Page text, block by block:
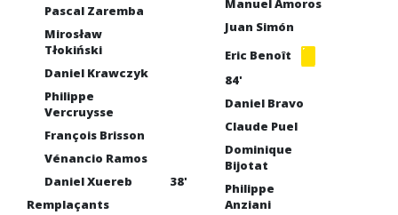
Pascal Zaremba
Mirosław
Tłokiński
Daniel Krawczyk
Philippe
Vercruysse
François Brisson
Vénancio Ramos
Daniel Xuereb
38'
Remplaçants
Manuel Amoros
Juan Simón
Eric Benoît
84'
Daniel Bravo
Claude Puel
Dominique
Bijotat
Philippe
Anziani